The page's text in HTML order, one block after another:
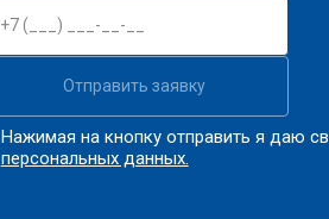
Отправить заявку
Нажимая на кнопку отправить я даю
персональных данных.